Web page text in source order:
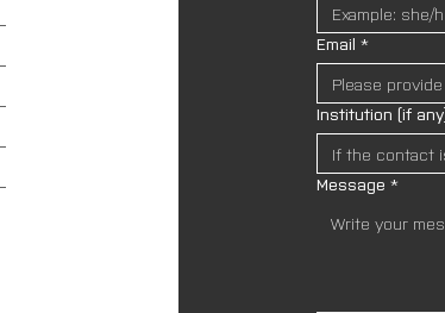
Email *
Institution (if
Message *